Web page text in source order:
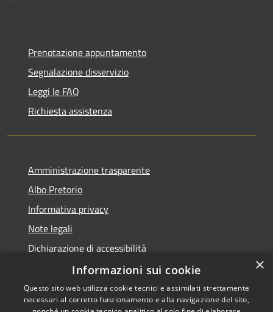
Prenotazione appuntamento
Segnalazione disservizio
Leggi le FAQ
Richiesta assistenza
Amministrazione trasparente
Albo Pretorio
Informativa privacy
Note legali
Dichiarazione di accessibilità
Piano miglioramento sito
×
Informazioni sui cookie
Questo sito web utilizza cookie tecnici e assimilati strettamente
necessari al corretto funzionamento e alla navigazione del sito,